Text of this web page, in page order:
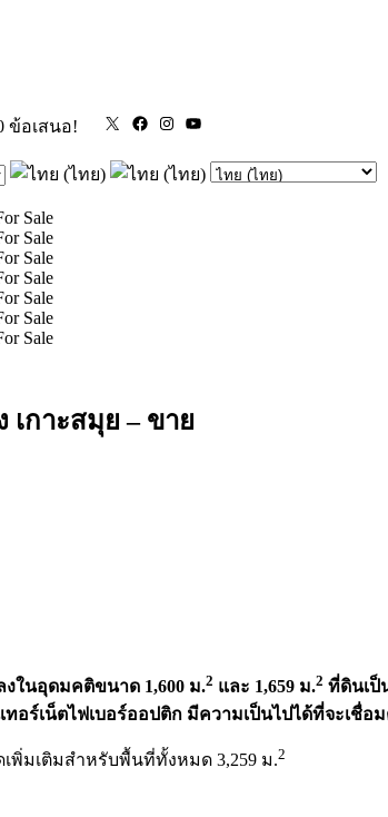
ข้อเสนอ! X FacebookInstagram
เกาะสมุย – ขาย
งในอุดมคติขนาด 1,600 ม.2 และ 1,659 ม.2 ที่ดินเป็
ร์เน็ตไฟเบอร์ออปติก มีความเป็นไปได้ที่จะเชื่
พิ่มเติมสำหรับพื้นที่ทั้งหมด 3,259 ม.2